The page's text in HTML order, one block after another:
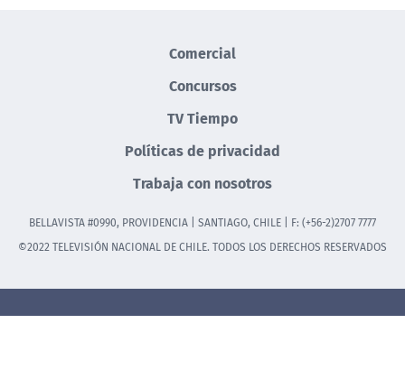
Comercial
Concursos
TV Tiempo
Políticas de privacidad
Trabaja con nosotros
BELLAVISTA #0990, PROVIDENCIA | SANTIAGO, CHILE | F: (+56-2)2707 7777
©2022 TELEVISIÓN NACIONAL DE CHILE. TODOS LOS DERECHOS RESERVADOS